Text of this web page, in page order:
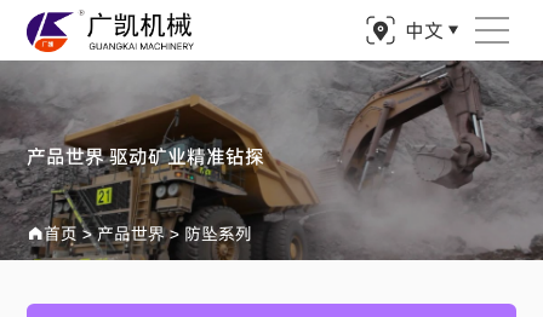
中文
产品世界 驱动矿业精准钻探
首页 >产品世界>防坠系列